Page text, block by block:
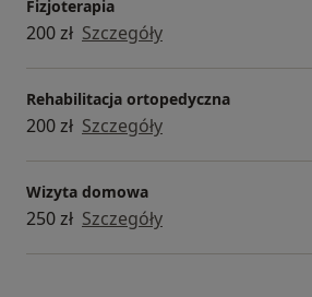
Fizjoterapia
200 zł Szczegóły
Rehabilitacja ortopedyczna
200 zł Szczegóły
Wizyta domowa
250 zł Szczegóły